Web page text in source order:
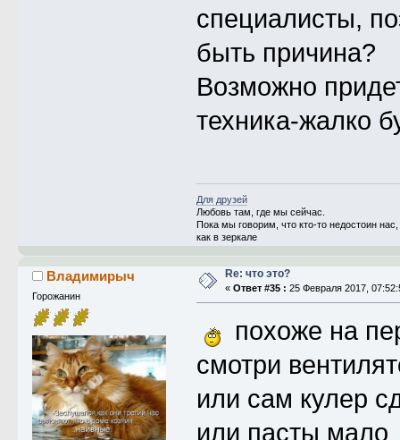
специалисты,
быть причина?
Возможно
техника-жалко
Для друзей
Любовь там, где мы сейчас.
Пока мы говорим, что кто-то недостоин
как в зеркале
Владимирыч
Горожанин
Re: что это?
« Ответ #35 : 25 Февраля 2017,
похоже на
смотри
или сам кулер
или пасты мало